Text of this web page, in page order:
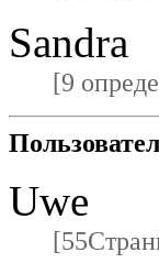
Sandra
[9
Uwe